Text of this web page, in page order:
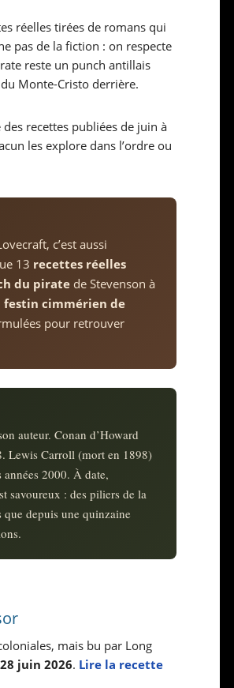
réelles tirées de romans qui
pas de la fiction : on respecte
reste un punch antillais
du Monte-Cristo derrière.
des recettes publiées de juin à
les explore dans l’ordre ou
c’est aussi
13 recettes réelles
du pirate de Stevenson à
festin cimmérien de
pour retrouver
auteur. Conan d’Howard
Lewis Carroll (mort en 1898)
2000. À date,
savoureux : des piliers de la
depuis une quinzaine
mais bu par Long
28 juin 2026. Lire la recette